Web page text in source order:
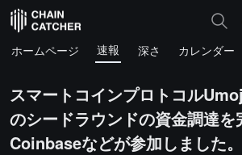
ホームページ 速報 深さ カレンダー
スマートコインプロトコル
のシードラウンドの資金調達を
Coinbaseなどが参加しました。